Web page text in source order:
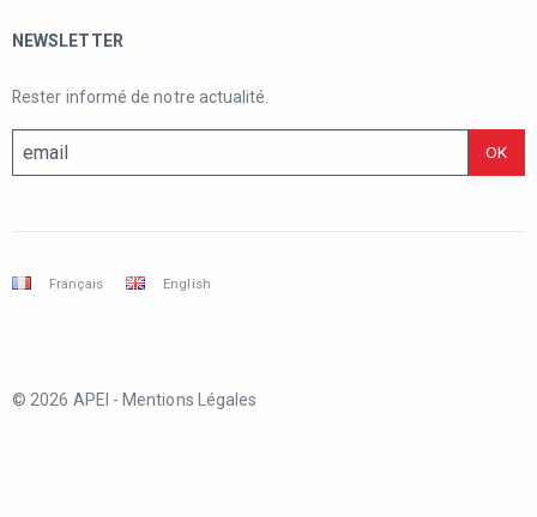
NEWSLETTER
Rester informé de notre actualité.
Français English
© 2026 APEI - Mentions Légales